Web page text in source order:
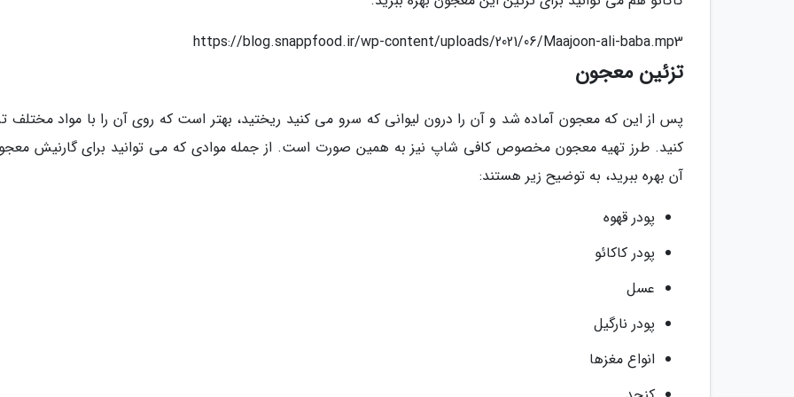
https://blog.snappfood.ir/wp-content/uploads/2021/06/Maajoon-ali-baba.mp3
تزئین معجون
پس از این که معجون آماده شد و آن را درون لیوانی که سرو می کنید ریختید، بهتر است که روی آن را با مواد مختلف
کنید. طرز تهیه معجون مخصوص کافی شاپ نیز به همین صورت است. از جمله موادی که می توانید برای گارنیش
آن بهره ببرید، به توضیح زیر هستند:
پودر قهوه
پودر کاکائو
عسل
پودر نارگیل
انواع مغزها